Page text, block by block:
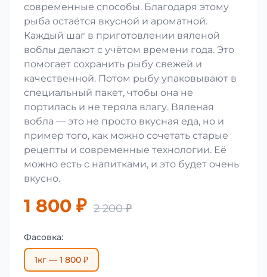
современные способы. Благодаря этому
рыба остаётся вкусной и ароматной.
Каждый шаг в приготовлении вяленой
воблы делают с учётом времени года. Это
помогает сохранить рыбу свежей и
качественной. Потом рыбу упаковывают в
специальный пакет, чтобы она не
портилась и не теряла влагу. Вяленая
вобла — это не просто вкусная еда, но и
пример того, как можно сочетать старые
рецепты и современные технологии. Её
можно есть с напитками, и это будет очень
вкусно.
1 800 ₽ 2 200 ₽
Фасовка:
1кг — 1 800 ₽